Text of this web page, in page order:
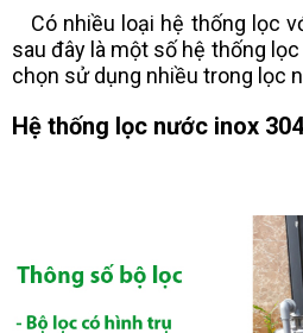
Có nhiều loại hệ thống lọc
sau đây là một số hệ thống
chọn sử dụng nhiều trong lọc
Hệ thống lọc nước inox